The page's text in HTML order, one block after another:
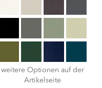
weitere Optionen auf der
Artikelseite